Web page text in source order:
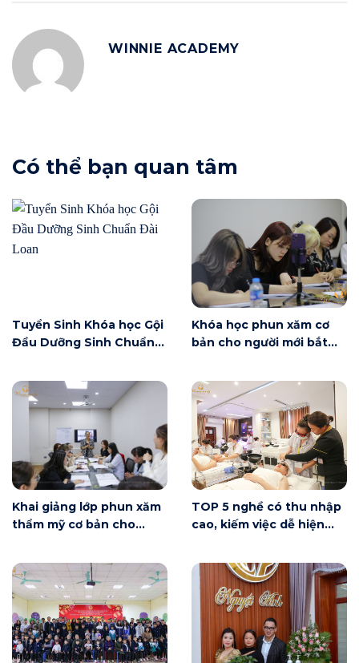
WINNIE ACADEMY
Có thể bạn quan tâm
Tuyển Sinh Khóa học Gội
Đầu Dưỡng Sinh Chuẩn
Khóa học phun xăm cơ
bản cho người mới bắt
có gì?
Khai giảng lớp phun xăm
thẩm mỹ cơ bản cho
Nội
TOP 5 nghề có thu nhập
cao, kiếm việc dễ hiện